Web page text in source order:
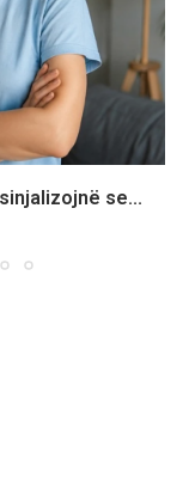
se...